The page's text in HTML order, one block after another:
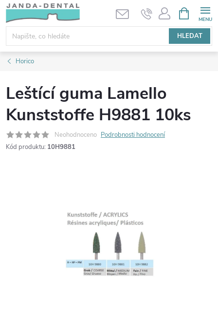
Přejít
obsah
HLEDAT
NÁKUPNÍ
KOŠÍK
Horico
Leštící guma Lamello
Kunststoffe H9881 10ks
Neohodnoceno Podrobnosti hodnocení
Kód produktu: 10H9881